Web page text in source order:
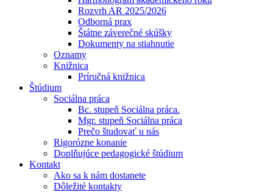
Rozvrh AR 2025/2026
Odborná prax
Štátne záverečné skúšky
Dokumenty na stiahnutie
Oznamy
Knižnica
Príručná knižnica
Štúdium
Sociálna práca
Bc. stupeň Sociálna práca.
Mgr. stupeň Sociálna práca
Prečo študovať u nás
Rigorózne konanie
Doplňujúce pedagogické štúdium
Kontakt
Ako sa k nám dostanete
Dôležité kontakty